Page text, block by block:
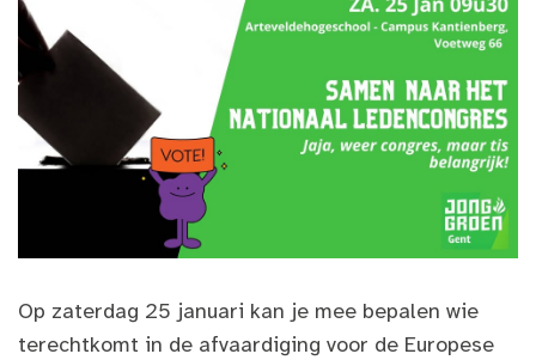
Op zaterdag 25 januari kan je mee bepalen wie
terechtkomt in de afvaardiging voor de Europese